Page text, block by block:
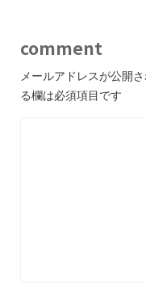
comment
メールアドレスが公開
る欄は必須項目です